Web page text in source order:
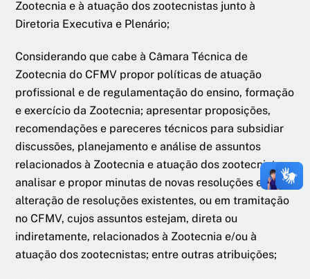
Zootecnia e à atuação dos zootecnistas junto à
Diretoria Executiva e Plenário;
Considerando que cabe à Câmara Técnica de
Zootecnia do CFMV propor políticas de atuação
profissional e de regulamentação do ensino, formação
e exercício da Zootecnia; apresentar proposições,
recomendações e pareceres técnicos para subsidiar
discussões, planejamento e análise de assuntos
relacionados à Zootecnia e atuação dos zootecnistas;
analisar e propor minutas de novas resoluções e/ou
alteração de resoluções existentes, ou em tramitação
no CFMV, cujos assuntos estejam, direta ou
indiretamente, relacionados à Zootecnia e/ou à
atuação dos zootecnistas; entre outras atribuições;